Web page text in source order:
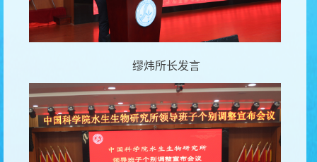
缪炜所长发言